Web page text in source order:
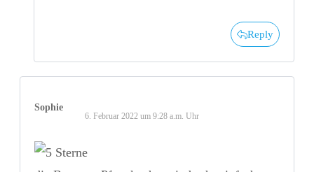
Reply
Sophie
6. Februar 2022 um 9:28 a.m. Uhr